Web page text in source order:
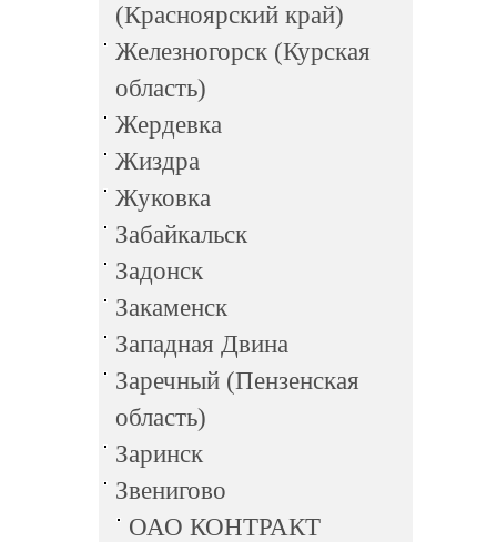
(Красноярский край)
Железногорск (Курская
область)
Жердевка
Жиздра
Жуковка
Забайкальск
Задонск
Закаменск
Западная Двина
Заречный (Пензенская
область)
Заринск
Звенигово
ОАО КОНТРАКТ